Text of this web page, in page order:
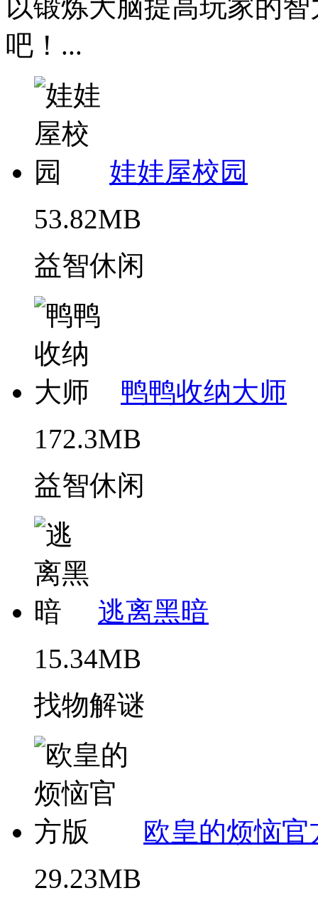
以锻炼大脑提高玩家的
吧！...
娃娃屋校园
53.82MB
益智休闲
鸭鸭收纳大师
172.3MB
益智休闲
逃离黑暗
15.34MB
找物解谜
欧皇的烦恼官
29.23MB